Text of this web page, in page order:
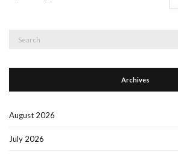
Archives
August 2026
July 2026